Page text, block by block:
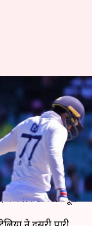
सिडनी टेस्ट
ऐसा
pm
तीसरे टेस्ट के चौथे
मेजबान टीम मजबूत